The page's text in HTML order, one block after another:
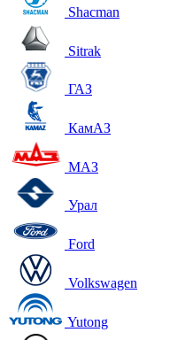
Shacman
Sitrak
ГАЗ
КамАЗ
МАЗ
Урал
Ford
Volkswagen
Yutong